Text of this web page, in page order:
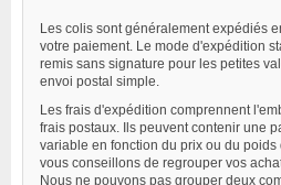
Les colis sont généralement expédiés
votre paiement. Le mode d'expédition
remis sans signature pour les petites
envoi postal simple.
Les frais d'expédition comprennent
frais postaux. Ils peuvent contenir une
variable en fonction du prix ou du
vous conseillons de regrouper vos
Nous ne pouvons pas grouper deux